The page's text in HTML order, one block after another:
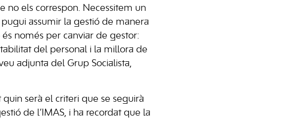
no els correspon. Necessitem un
pugui assumir la gestió de manera
només per canviar de gestor:
del personal i la millora de
adjunta del Grup Socialista,
quin serà el criteri que se seguirà
de l’IMAS, i ha recordat que la